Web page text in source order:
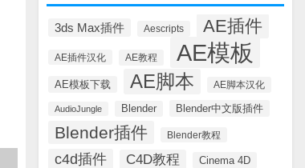
3ds Max插件 Aescripts AE插件
AE插件汉化 AE教程 AE模板
AE模板下载 AE脚本 AE脚本汉化
AudioJungle Blender Blender中文版插件
Blender插件 Blender教程
c4d插件 C4D教程 Cinema 4D